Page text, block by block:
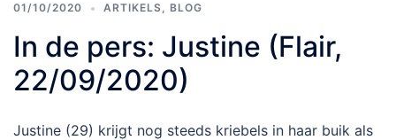
01/10/2020 ARTIKELS BLOG
In de pers: Justine (Flair,
22/09/2020)
Justine (29) krijgt nog steeds kriebels in haar buik als